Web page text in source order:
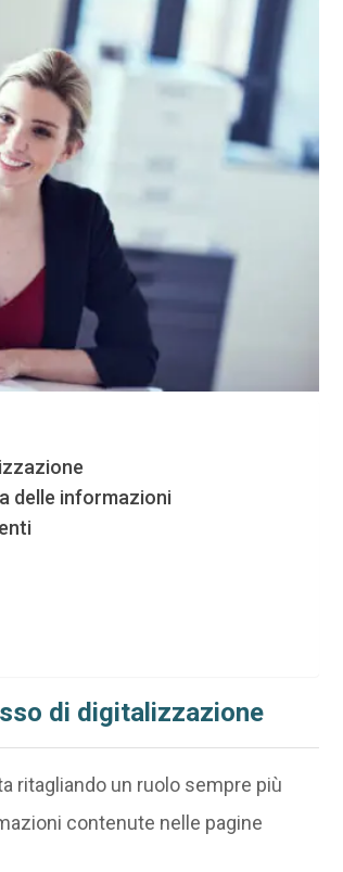
delle informazioni
di digitalizzazione
ritagliando un ruolo sempre più
contenute nelle pagine